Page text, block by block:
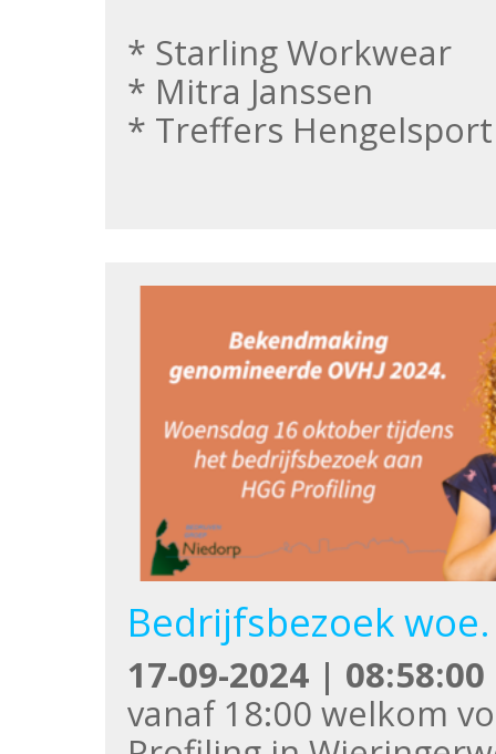
* Starling Workwear
* Mitra Janssen
* Treffers
Bedrijfsbezoek
17-09-2024 | 08:58:00
vanaf 18:00 welkom